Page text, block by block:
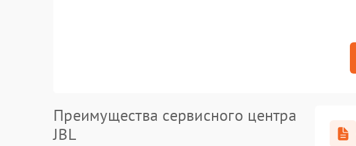
Преимущества сервисного центра
JBL